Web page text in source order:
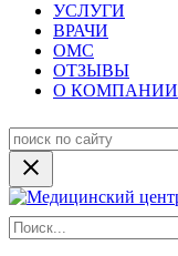
УСЛУГИ
ВРАЧИ
ОМС
ОТЗЫВЫ
О КОМПАНИИ